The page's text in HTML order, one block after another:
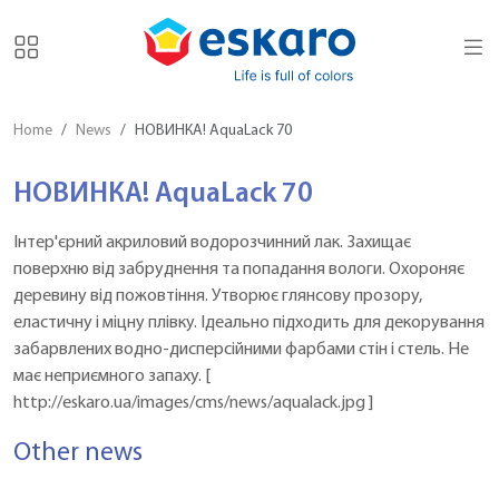
Home News НОВИНКА! AquaLack 70
НОВИНКА! AquaLack 70
Інтер'єрний акриловий водорозчинний лак. Захищає
поверхню від забруднення та попадання вологи. Охороняє
деревину від пожовтіння. Утворює глянсову прозору,
еластичну і міцну плівку. Ідеально підходить для декорування
забарвлених водно-дисперсійними фарбами стін і стель. Не
має неприємного запаху. [
http://eskaro.ua/images/cms/news/aqualack.jpg ]
Other news